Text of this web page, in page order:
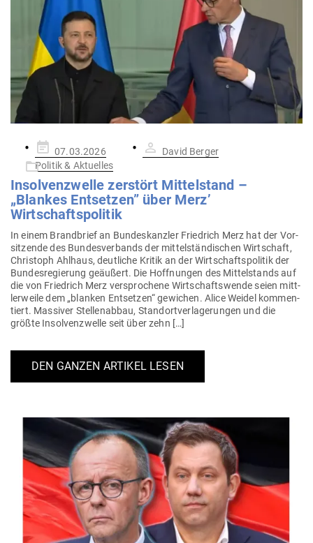
Gepostet
am
07.03.2026
David Berger
Politik & Aktuelles
Insol­venz­welle zer­stört Mit­tel­stand –
„Blankes Ent­setzen” über Merz’
Wirtschaftspolitik
In einem Brand­brief an Bun­des­kanzler Friedrich Merz hat der Vor­
sit­zende des Bun­des­ver­bands der mit­tel­stän­di­schen Wirt­schaft,
Christoph Ahlhaus, deut­liche Kritik an der Wirt­schafts­po­litik der
Bun­des­re­gierung geäußert. Die Hoff­nungen des Mit­tel­stands auf
die von Friedrich Merz ver­spro­chene Wirt­schafts­wende seien mitt­
ler­weile dem „blanken Ent­setzen“ gewichen. Alice Weidel kom­men­
tiert. Mas­siver Stel­len­abbau, Stand­ort­ver­la­ge­rungen und die
größte Insol­venz­welle seit über zehn […]
DEN GANZEN ARTIKEL LESEN